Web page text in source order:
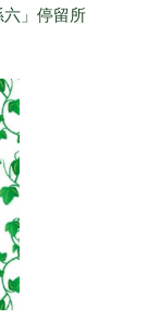
六」停留所